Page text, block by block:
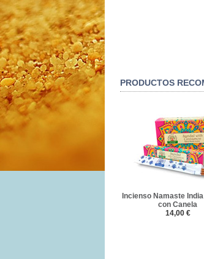
PRODUCTOS
Incienso Namaste
con Canela
14,00 €